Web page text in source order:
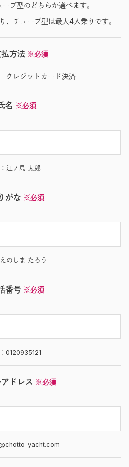
ブ型のどちらか選べます。
、チューブ型は最大4人乗りです。
方法 ※必須
クレジットカード決済
名 ※必須
江ノ島 太郎
がな ※必須
のしま たろう
番号 ※必須
0120935121
ドレス ※必須
yacht.com